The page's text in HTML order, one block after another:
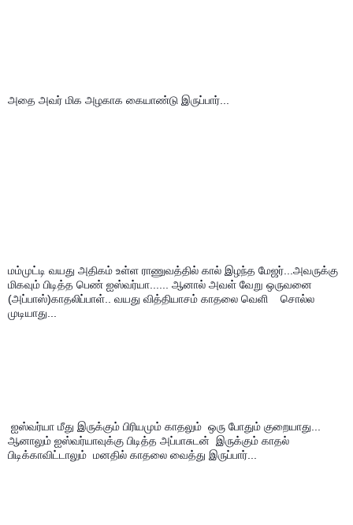
அதை அவர் மிக அழகாக கையாண்டு இருப்பார்...
மம்முட்டி வயது அதிகம் உள்ள ராணுவத்தில் கால் இழந்த மேஜர்...அவருக்கு
மிகவும் பிடித்த பெண் ஐஸ்வர்யா...... ஆனால் அவள் வேறு ஒருவனை
(அப்பாஸ்)காதலிப்பாள்.. வயது வித்தியாசம் காதலை வெளி    சொல்ல
முடியாது...
ஆனாலும் ஐஸ்வர்யாவுக்கு பிடித்த அப்பாசுடன்  இருக்கும் காதல்
பிடிக்காவிட்டாலும்  மனதில் காதலை வைத்து இருப்பார்...